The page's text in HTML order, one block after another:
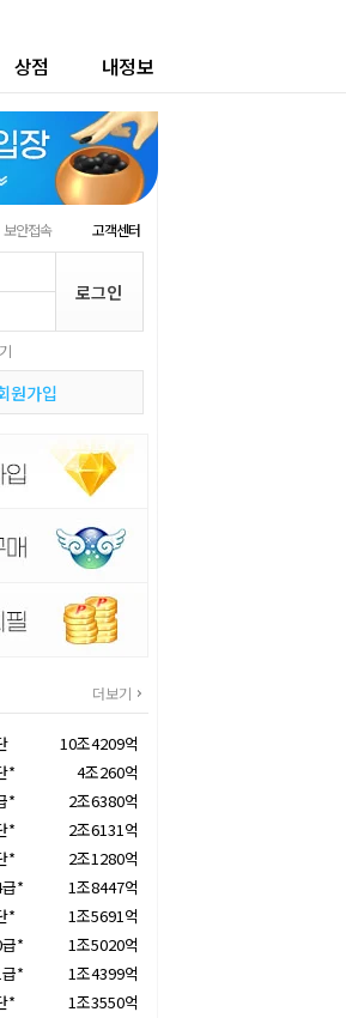
상점 내정보
보안접속 고객센터
원가입
더보기
10조4209억
*
4조260억
*
2조6380억
*
2조6131억
*
2조1280억
*
1조8447억
*
1조5691억
*
1조5020억
*
1조4399억
*
1조3550억